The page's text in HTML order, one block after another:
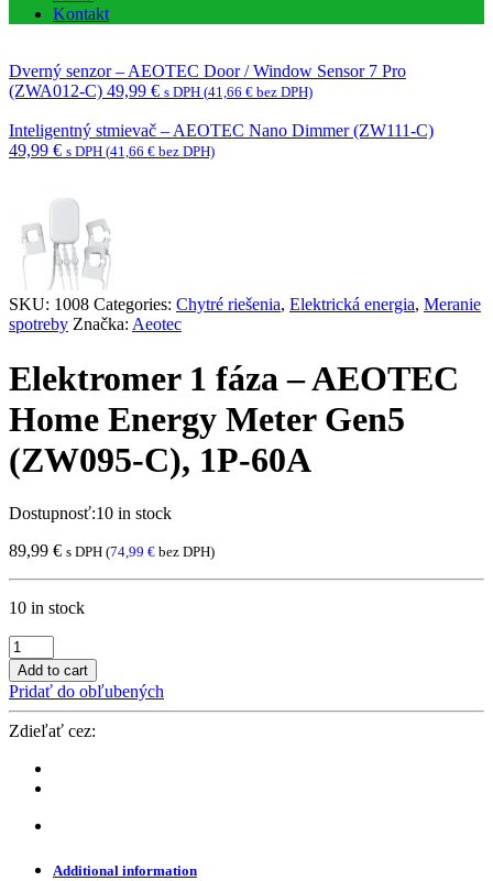
Kontakt
Dverný senzor – AEOTEC Door / Window Sensor 7 Pro
(ZWA012-C) 49,99 € s DPH (41,66 € bez DPH)
Inteligentný stmievač – AEOTEC Nano Dimmer (ZW111-C)
49,99 € s DPH (41,66 € bez DPH)
SKU: 1008 Categories: Chytré riešenia, Elektrická energia, Meranie
spotreby Značka: Aeotec
Elektromer 1 fáza – AEOTEC
Home Energy Meter Gen5
(ZW095-C), 1P-60A
Dostupnosť:10 in stock
89,99 € s DPH (74,99 € bez DPH)
10 in stock
Elektromer
1
fáza
-
AEOTEC
Home
Energy
Meter
(ZW095-
Add to cart
Pridať do obľubených
Zdieľať cez:
Additional information